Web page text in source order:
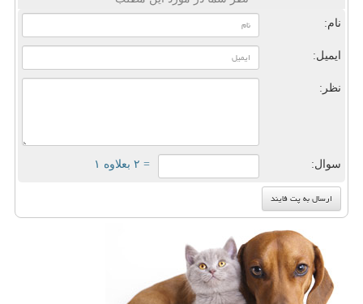
نام:
ایمیل:
نظر:
سوال: = ۲ بعلاوه ۱